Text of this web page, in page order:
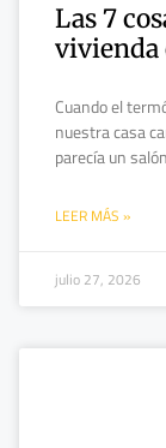
Las 7
vivienda
Cuando el
nuestra casa
parecía un
LEER MÁS »
julio 27, 2026